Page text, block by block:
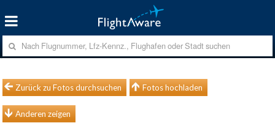
Zurück zu Fotos durchsuchen Fotos hochladen
Anderen zeigen